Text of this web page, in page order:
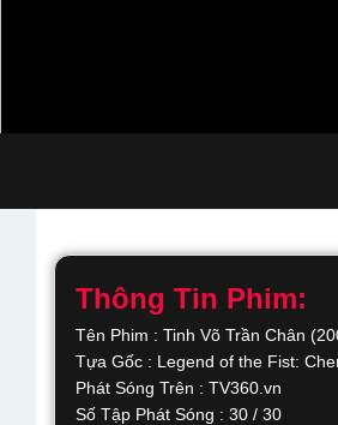
Thông Tin Phim:
Tên Phim : Tinh Võ Trần Chân
Tựa Gốc : Legend of the Fist:
Phát Sóng Trên : TV360.vn
Số Tập Phát Sóng : 30 / 30